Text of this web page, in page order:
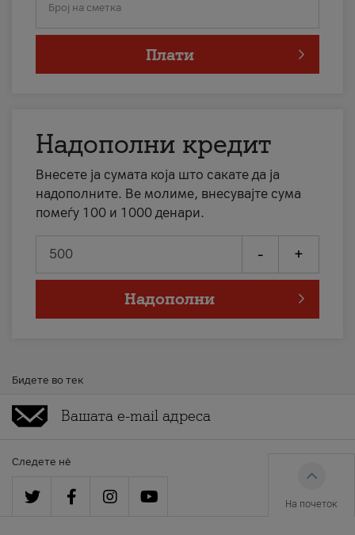
Број на сметка
Плати
Надополни кредит
Внесете ја сумата која што сакате да ја
надополните. Ве молиме, внесувајте сума
помеѓу 100 и 1000 денари.
- +
Надополни
Бидете во тек
Следете нè
На почеток